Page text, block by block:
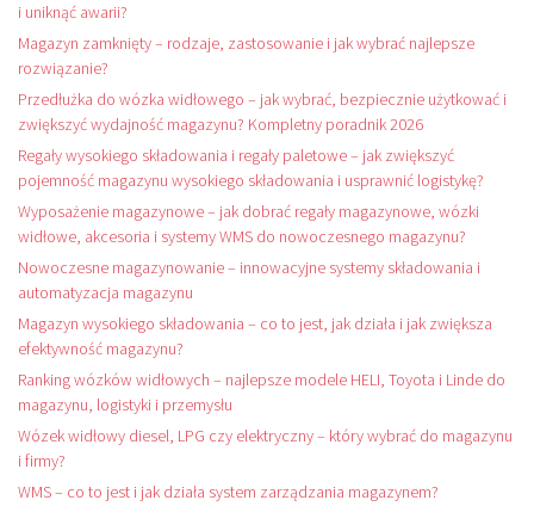
i uniknąć awarii?
Magazyn zamknięty – rodzaje, zastosowanie i jak wybrać najlepsze
rozwiązanie?
Przedłużka do wózka widłowego – jak wybrać, bezpiecznie użytkować i
zwiększyć wydajność magazynu? Kompletny poradnik 2026
Regały wysokiego składowania i regały paletowe – jak zwiększyć
pojemność magazynu wysokiego składowania i usprawnić logistykę?
Wyposażenie magazynowe – jak dobrać regały magazynowe, wózki
widłowe, akcesoria i systemy WMS do nowoczesnego magazynu?
Nowoczesne magazynowanie – innowacyjne systemy składowania i
automatyzacja magazynu
Magazyn wysokiego składowania – co to jest, jak działa i jak zwiększa
efektywność magazynu?
Ranking wózków widłowych – najlepsze modele HELI, Toyota i Linde do
magazynu, logistyki i przemysłu
Wózek widłowy diesel, LPG czy elektryczny – który wybrać do magazynu
i firmy?
WMS – co to jest i jak działa system zarządzania magazynem?